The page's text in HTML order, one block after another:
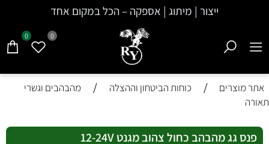
ייצור | מיתוג | אספקה – הכל במקום אחד
0 0
אתר מוצרים / כוחות הביטחון וההצלה /
מהבהבים וגשרי
תאורה
פנס גג מהבהב כחול צהוב מגנט 12-24V